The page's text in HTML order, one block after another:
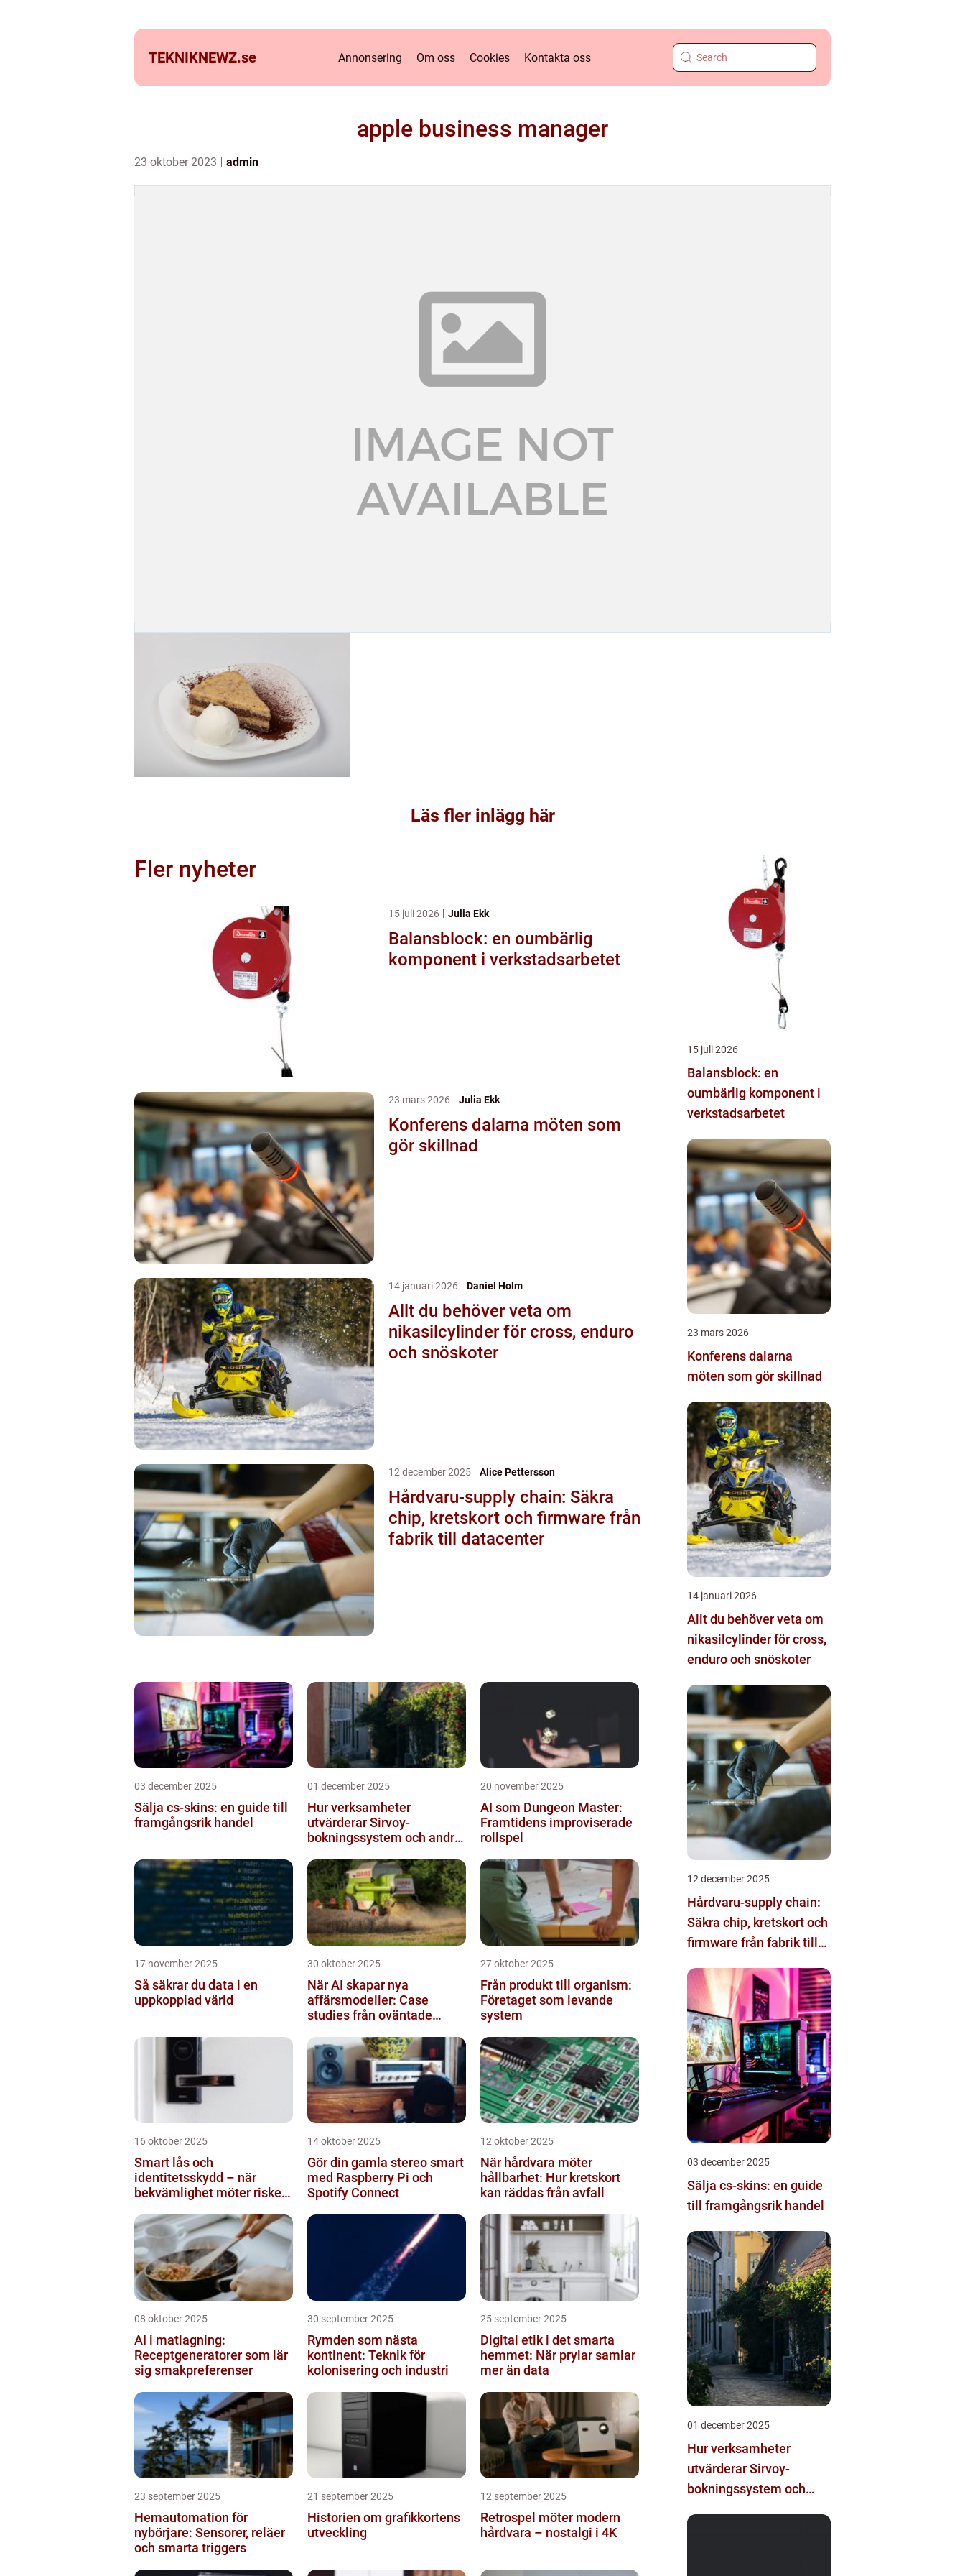
TEKNIKNEWZ.se Annonsering Om oss Cookies Kontakta oss
apple business manager
23 oktober 2023 admin
Läs fler inlägg här
Fler nyheter
15 juli 2026 Julia Ekk
Balansblock: en oumbärlig
komponent i verkstadsarbetet
23 mars 2026 Julia Ekk
Konferens dalarna möten som
gör skillnad
14 januari 2026 Daniel Holm
Allt du behöver veta om
nikasilcylinder för cross, enduro
och snöskoter
12 december 2025 Alice Pettersson
Hårdvaru-supply chain: Säkra
chip, kretskort och firmware från
fabrik till datacenter
03 december 2025
Sälja cs-skins: en guide till
framgångsrik handel
01 december 2025
Hur verksamheter
utvärderar Sirvoy-
bokningssystem och andra
20 november 2025
AI som Dungeon Master:
Framtidens improviserade
rollspel
17 november 2025
Så säkrar du data i en
uppkopplad värld
30 oktober 2025
När AI skapar nya
affärsmodeller: Case
studies från oväntade
27 oktober 2025
Från produkt till organism:
Företaget som levande
system
16 oktober 2025
Smart lås och
identitetsskydd – när
bekvämlighet möter risker
14 oktober 2025
Gör din gamla stereo smart
med Raspberry Pi och
Spotify Connect
12 oktober 2025
När hårdvara möter
hållbarhet: Hur kretskort
kan räddas från avfall
08 oktober 2025
AI i matlagning:
Receptgeneratorer som lär
sig smakpreferenser
30 september 2025
Rymden som nästa
kontinent: Teknik för
kolonisering och industri
25 september 2025
Digital etik i det smarta
hemmet: När prylar samlar
mer än data
23 september 2025
Hemautomation för
nybörjare: Sensorer, reläer
och smarta triggers
21 september 2025
Historien om grafikkortens
utveckling
12 september 2025
Retrospel möter modern
hårdvara – nostalgi i 4K
15 juli 2026
Balansblock: en
oumbärlig komponent i
verkstadsarbetet
23 mars 2026
Konferens dalarna
möten som gör skillnad
14 januari 2026
Allt du behöver veta om
nikasilcylinder för cross,
enduro och snöskoter
12 december 2025
Hårdvaru-supply chain:
Säkra chip, kretskort och
firmware från fabrik till
03 december 2025
Sälja cs-skins: en guide
till framgångsrik handel
01 december 2025
Hur verksamheter
utvärderar Sirvoy-
bokningssystem och